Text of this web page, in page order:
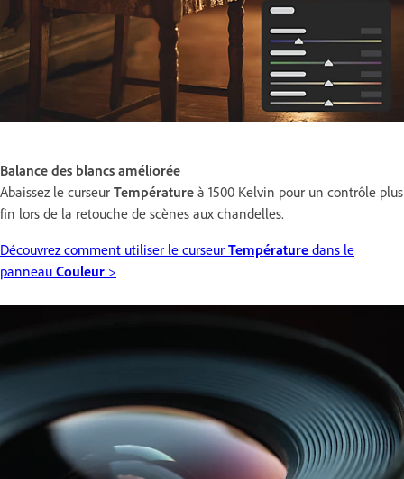
Balance des blancs améliorée
Abaissez le curseur Température à 1500 Kelvin pour un contrôle plus
fin lors de la retouche de scènes aux chandelles.
Découvrez comment utiliser le curseur Température dans le
panneau Couleur >